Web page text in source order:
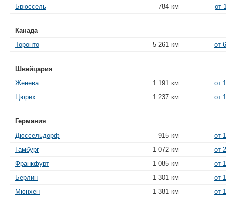
Брюссель
784 км от
Канада
Торонто
5 261 км от
Швейцария
Женева
1 191 км
от
Цюрих
1 237 км от
Германия
Дюссельдорф
915 км
от
Гамбург
1 072 км
от
Франкфурт
1 085 км
от
Берлин
1 301 км
от
Мюнхен
1 381 км от